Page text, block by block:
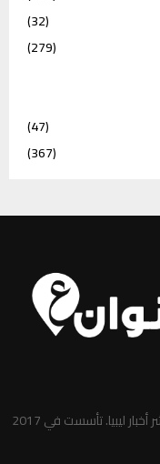
(32)
(279)
(47)
(367)
صحيفة العنوان الليبية صحيفة إلكترونية تعني بنشر أخبار ليبيا. تأسست في 2017